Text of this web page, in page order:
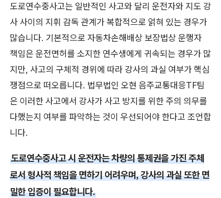
도로연수중사고는 일반적인 사고와 달리 운전자와 지도 강
사 사이의 지휘 감독 관계가 복합적으로 얽혀 있는 경우가
많습니다. 기본적으로 자동차손해배상 보장법상 운행자
책임은 운전면허를 소지한 연수생에게 귀속되는 경우가 많
지만, 사고의 구체적 경위에 따라 강사의 과실 여부가 핵심
쟁점으로 떠오릅니다. 법무법인 오현 음주교통대응TF팀
은 이러한 사고에서 강사가 사고 방지를 위한 주의 의무를
다했는지 여부를 파악하는 것이 우선되어야 한다고 조언합
니다.
도로연수중사고 시 운전자는 차량의 통제권을 가진 주체
로서 형사적 책임을 면하기 어려우며, 강사의 과실 또한 면
밀한 입증이 필요합니다.